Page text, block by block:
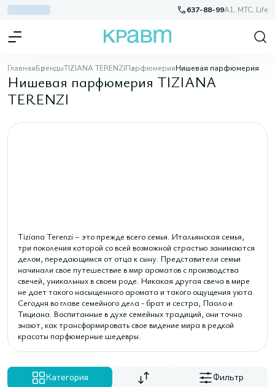
637-88-99A1, МТС, Life
ГлавнаяБрендыTIZIANA TERENZIПарфюмерияНишевая парфюмерия
Нишевая парфюмерия TIZIANA
TERENZI
Tiziana Terenzi – это прежде всего семья. Итальянская семья,
три поколения которой со всей возможной страстью занимаются
делом, передающимся от отца к сыну. Представители семьи
начинали свое путешествие в мир ароматов с производства
свечей, уникальных в своем роде. Никакая другая свеча в мире
не дает такого насыщенного аромата и такого ощущения уюта.
Сегодня во главе семейного дела - брат и сестра, Паоло и
Тициана. Воспитанные в духе семейных традиций, они точно
знают, как трансформировать свое видение мира в редкой
красоты парфюмерные шедевры.
Категория Фильтр